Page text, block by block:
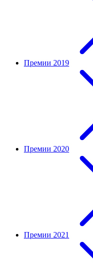
Премии 2019
Премии 2020
Премии 2021